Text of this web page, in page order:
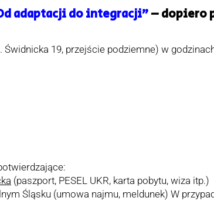
adaptacji do integracji”– dopiero
Świdnicka 19, przejście podziemne) w
(paszport, PESEL UKR, karta pobytu, wiza itp.)
Śląsku (umowa najmu, meldunek) W